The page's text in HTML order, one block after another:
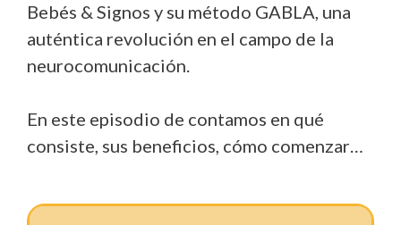
Bebés & Signos y su método GABLA, una
auténtica revolución en el campo de la
neurocomunicación.
En este episodio de contamos en qué
consiste, sus beneficios, cómo comenzar…